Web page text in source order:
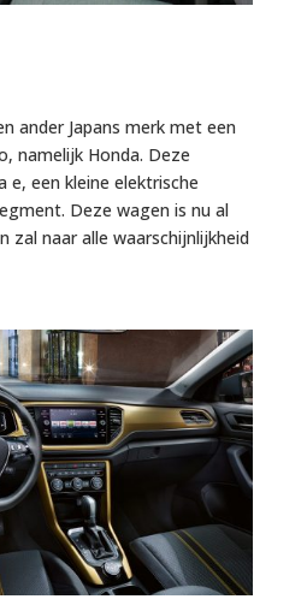
ander Japans merk met een
namelijk Honda. Deze
e, een kleine elektrische
Deze wagen is nu al
zal naar alle waarschijnlijkheid